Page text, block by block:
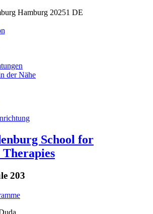
Hamburg 20251 DE
der Nähe
School for
Therapies
203